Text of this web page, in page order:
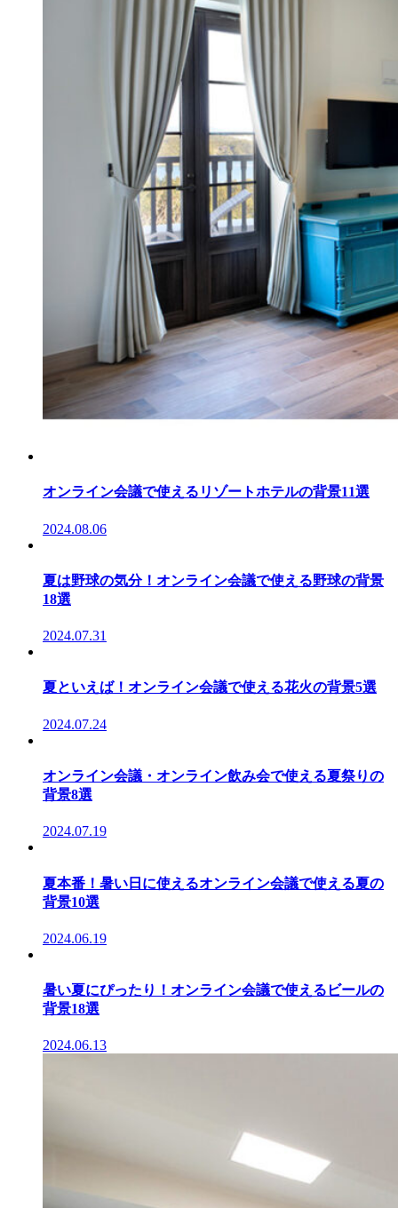
オンライン会議で使えるリゾートホテルの背景11選
2024.08.06
夏は野球の気分！オンライン会議で使える野球の背景
18選
2024.07.31
夏といえば！オンライン会議で使える花火の背景5選
2024.07.24
オンライン会議・オンライン飲み会で使える夏祭りの
背景8選
2024.07.19
夏本番！暑い日に使えるオンライン会議で使える夏の
背景10選
2024.06.19
暑い夏にぴったり！オンライン会議で使えるビールの
背景18選
2024.06.13